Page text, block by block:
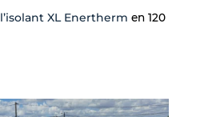
l’isolant XL Enertherm en 120